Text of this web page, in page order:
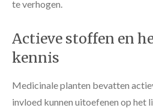
te verhogen.
Actieve stoffen en
kennis
Medicinale planten bevatten
invloed kunnen uitoefenen op het